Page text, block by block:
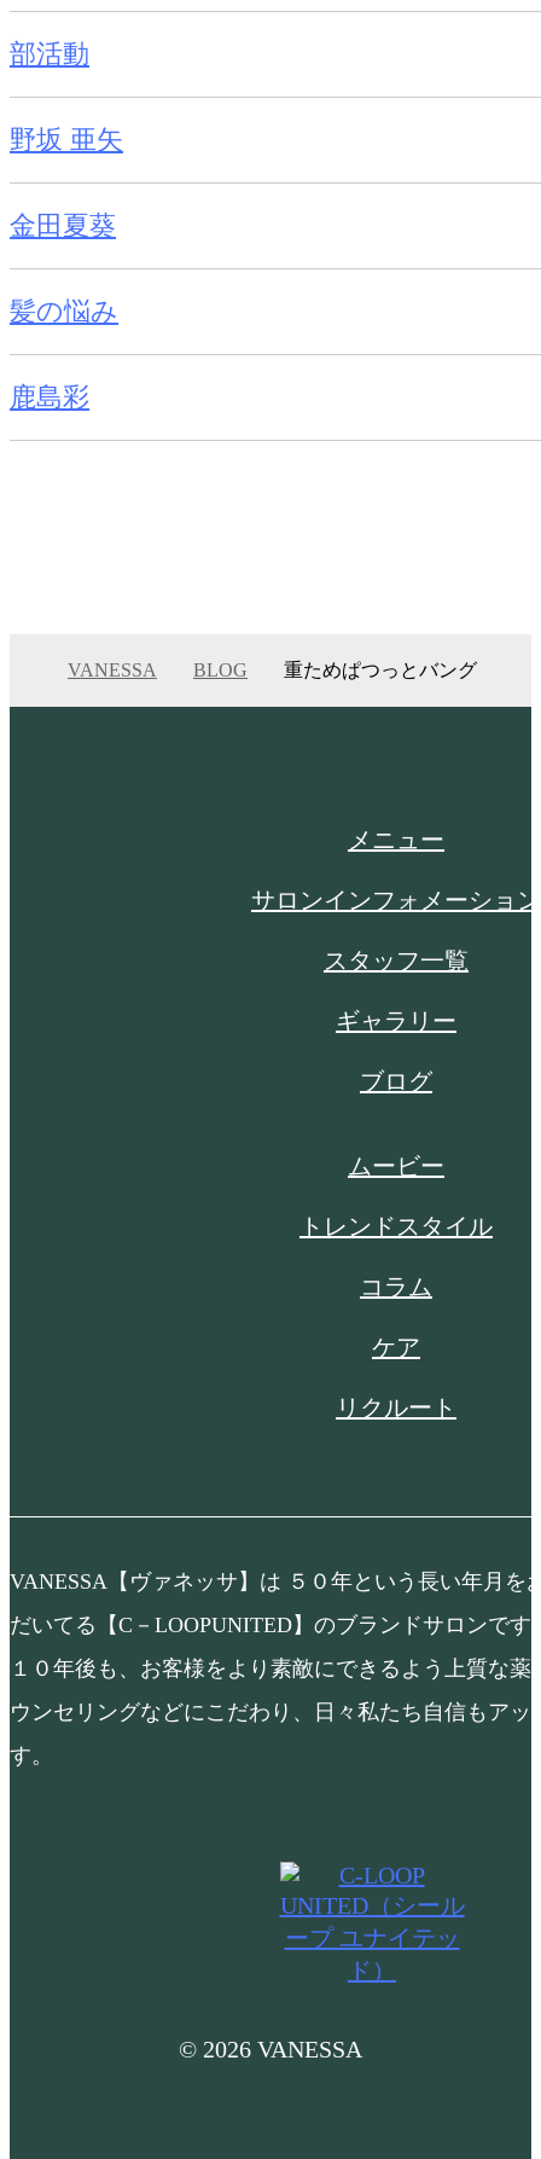
部活動
野坂 亜矢
金田夏葵
髪の悩み
鹿島彩
VANESSA BLOG 重ためぱつっとバング
メニュー
サロンインフォメーション
スタッフ一覧
ギャラリー
ブログ
ムービー
トレンドスタイル
コラム
ケア
リクルート
VANESSA【ヴァネッサ】は ５０年という長い年月を
だいてる【C－LOOPUNITED】のブランドサロンで
１０年後も、お客様をより素敵にできるよう上質な
ウンセリングなどにこだわり、日々私たち自信もアッ
す。
© 2026 VANESSA